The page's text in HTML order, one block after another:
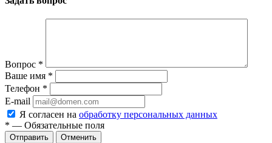
Вопрос *
Ваше имя *
Телефон *
E-mail
Я согласен на обработку персональных данных
* — Обязательные поля
Отменить